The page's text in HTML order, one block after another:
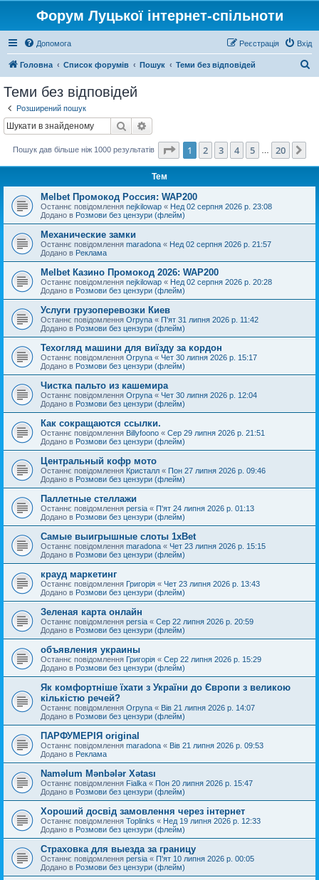
Форум Луцької інтернет-спільноти
Допомога Вхід
Реєстрація
Головна Список форумів Пошук Теми без відповідей
Теми без відповідей
Розширений пошук
Пошук
Пошук дав більше ніж 1000 результатів Сторінка 1 20
1 2 3 4 5 20
Тем
Melbet Промокод Россия: WAP200
Останнє повідомлення nejkilowap « Нед 02 серпня 2026 р. 23:08
Додано в Розмови без цензури (флейм)
Механические замки
Останнє повідомлення maradona « Нед 02 серпня 2026 р. 21:57
Додано в Реклама
Melbet Казино Промокод 2026: WAP200
Останнє повідомлення nejkilowap « Нед 02 серпня 2026 р. 20:28
Додано в Розмови без цензури (флейм)
Услуги грузоперевозки Киев
Останнє повідомлення Orpyna « П'ят 31 липня 2026 р. 11:42
Додано в Розмови без цензури (флейм)
Техогляд машини для виїзду за кордон
Останнє повідомлення Orpyna « Чет 30 липня 2026 р. 15:17
Додано в Розмови без цензури (флейм)
Чистка пальто из кашемира
Останнє повідомлення Orpyna « Чет 30 липня 2026 р. 12:04
Додано в Розмови без цензури (флейм)
Как сокращаются ссылки.
Останнє повідомлення Billyfoono « Сер 29 липня 2026 р. 21:51
Додано в Розмови без цензури (флейм)
Центральный кофр мото
Останнє повідомлення Кристалл « Пон 27 липня 2026 р. 09:46
Додано в Розмови без цензури (флейм)
Паллетные стеллажи
Останнє повідомлення persia « П'ят 24 липня 2026 р. 01:13
Додано в Розмови без цензури (флейм)
Самые выигрышные слоты 1xBet
Останнє повідомлення maradona « Чет 23 липня 2026 р. 15:15
Додано в Розмови без цензури (флейм)
крауд маркетинг
Останнє повідомлення Григорія « Чет 23 липня 2026 р. 13:43
Додано в Розмови без цензури (флейм)
Зеленая карта онлайн
Останнє повідомлення persia « Сер 22 липня 2026 р. 20:59
Додано в Розмови без цензури (флейм)
объявления украины
Останнє повідомлення Григорія « Сер 22 липня 2026 р. 15:29
Додано в Розмови без цензури (флейм)
Як комфортніше їхати з України до Європи з великою
кількістю речей?
Останнє повідомлення Orpyna « Вів 21 липня 2026 р. 14:07
Додано в Розмови без цензури (флейм)
ПАРФУМЕРІЯ original
Останнє повідомлення maradona « Вів 21 липня 2026 р. 09:53
Додано в Реклама
Naməlum Mənbələr Xətası
Останнє повідомлення Fialka « Пон 20 липня 2026 р. 15:47
Додано в Розмови без цензури (флейм)
Хороший досвід замовлення через інтернет
Останнє повідомлення Toplinks « Нед 19 липня 2026 р. 12:33
Додано в Розмови без цензури (флейм)
Страховка для выезда за границу
Останнє повідомлення persia « П'ят 10 липня 2026 р. 00:05
Додано в Розмови без цензури (флейм)